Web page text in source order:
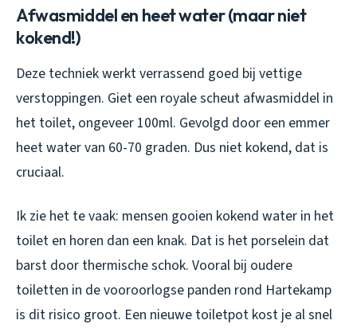
Afwasmiddel en heet water (maar niet
kokend!)
Deze techniek werkt verrassend goed bij vettige
verstoppingen. Giet een royale scheut afwasmiddel in
het toilet, ongeveer 100ml. Gevolgd door een emmer
heet water van 60-70 graden. Dus niet kokend, dat is
cruciaal.
Ik zie het te vaak: mensen gooien kokend water in het
toilet en horen dan een knak. Dat is het porselein dat
barst door thermische schok. Vooral bij oudere
toiletten in de vooroorlogse panden rond Hartekamp
is dit risico groot. Een nieuwe toiletpot kost je al snel